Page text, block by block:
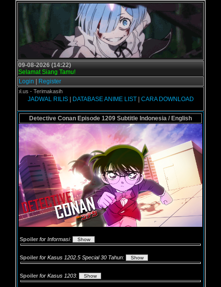
09-08-2026 (14:22)
Selamat Siang Tamu!
Login
Register
- Terimakasih
JADWAL RILIS| DATABASE ANIME LIST| CARA DOWNLOAD
Detective Conan Episode 1209 Subtitle Indonesia / English
Spoiler for Informasi:
Spoiler for Kasus 1202.5 Special 30 Tahun:
Spoiler for Kasus 1203: